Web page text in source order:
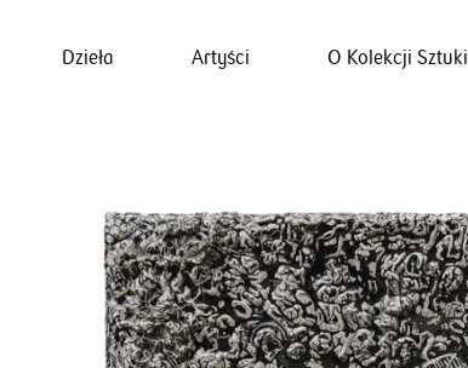
Dzieła Artyści O Kolekcji Sztuki